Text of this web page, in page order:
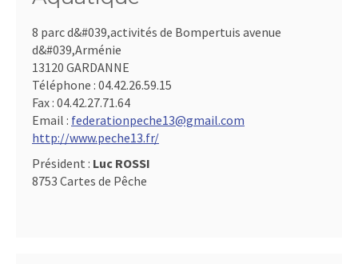
8 parc d&#039,activités de Bompertuis avenue
d&#039,Arménie
13120 GARDANNE
Téléphone : 04.42.26.59.15
Fax : 04.42.27.71.64
Email : federationpeche13@gmail.com
http://www.peche13.fr/
Président : Luc ROSSI
8753 Cartes de Pêche